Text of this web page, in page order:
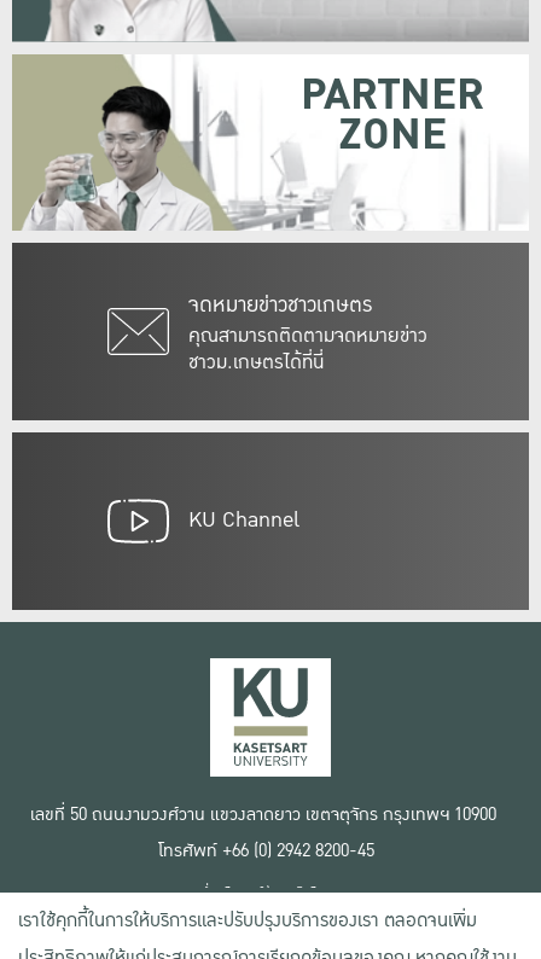
จดหมายข่าวชาวเกษตร
คุณสามารถติดตามจดหมายข่าว
ชาวม.เกษตรได้ที่นี่
PARTNER
ZONE
KU Channel
เลขที่ 50 ถนนงามวงศ์วาน แขวงลาดยาว เขตจตุจักร กรุงเทพฯ 10900
โทรศัพท์ +66 (0) 2942 8200-45
เงื่อนไขการใช้งานเว็บไซต์
ข้อตกลงด้านสิทธิ์ใช้งาน
นโยบายความเป็นส่วนตัว
เราใช้คุกกี้ในการให้บริการและปรับปรุงบริการของเรา ตลอดจนเพิ่ม